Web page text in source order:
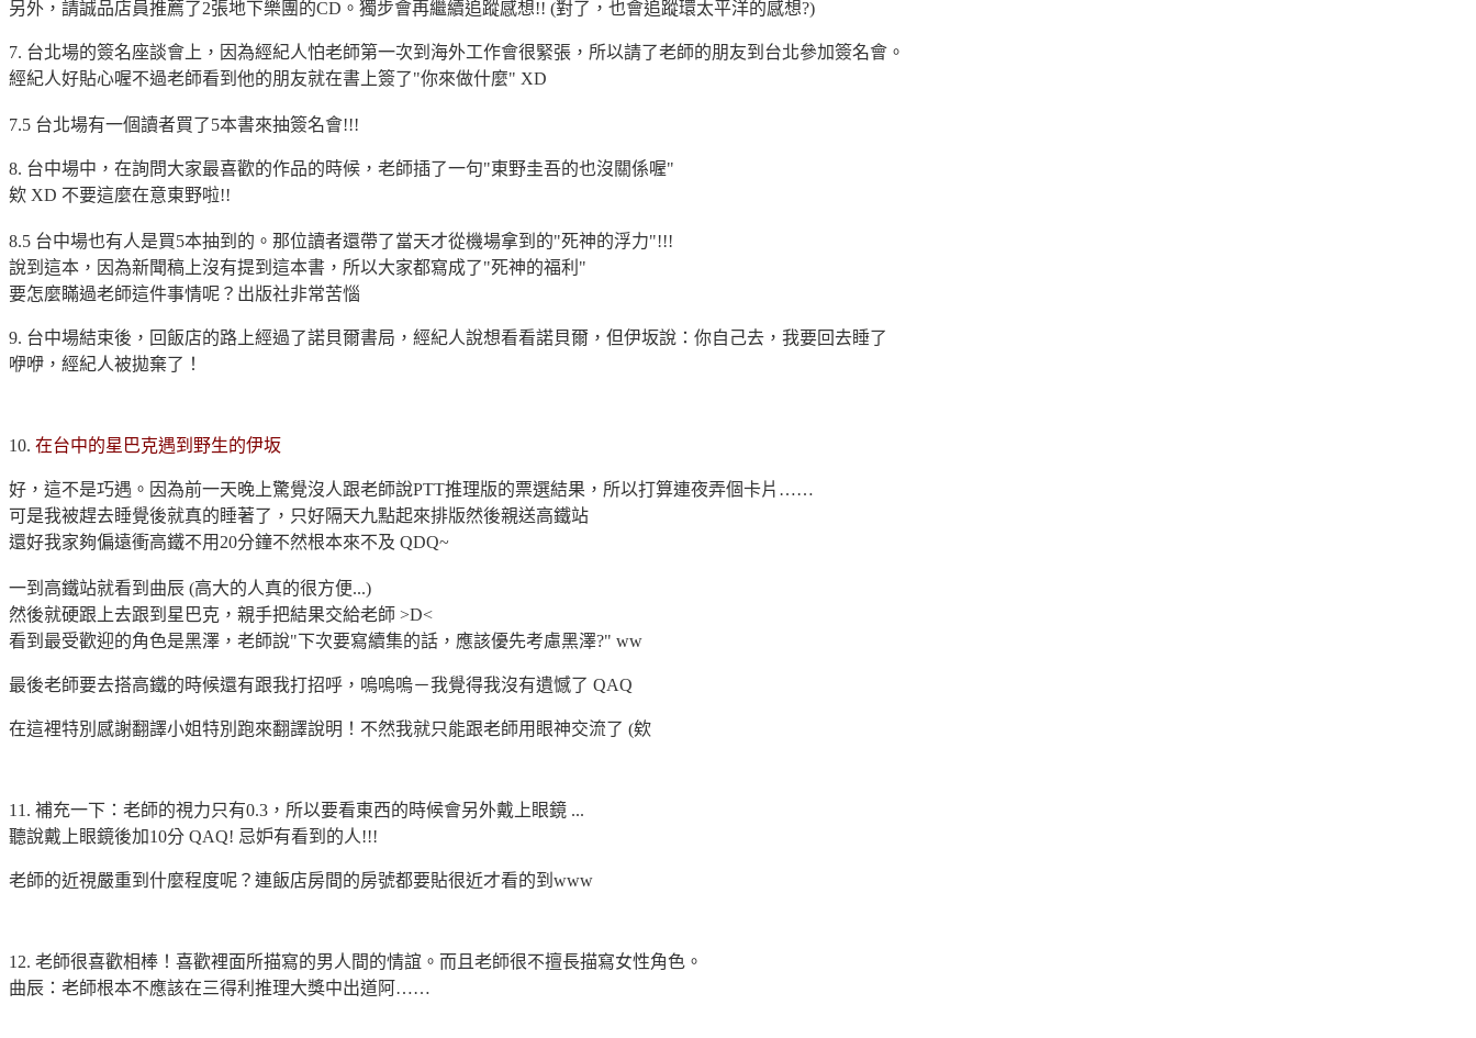
另外，請誠品店員推薦了2張地下樂團的CD。獨步會再繼續追蹤感想!! (對了，也會追蹤環太平洋的感想?)
7. 台北場的簽名座談會上，因為經紀人怕老師第一次到海外工作會很緊張，所以請了老師的朋友到台北參加簽名會。
經紀人好貼心喔不過老師看到他的朋友就在書上簽了"你來做什麼" XD
7.5 台北場有一個讀者買了5本書來抽簽名會!!!
8. 台中場中，在詢問大家最喜歡的作品的時候，老師插了一句"東野圭吾的也沒關係喔"
欸 XD 不要這麼在意東野啦!!
8.5 台中場也有人是買5本抽到的。那位讀者還帶了當天才從機場拿到的"死神的浮力"!!!
說到這本，因為新聞稿上沒有提到這本書，所以大家都寫成了"死神的福利"
要怎麼瞞過老師這件事情呢？出版社非常苦惱
9. 台中場結束後，回飯店的路上經過了諾貝爾書局，經紀人說想看看諾貝爾，但伊坂說：你自己去，我要回去睡了
咿咿，經紀人被拋棄了！
10. 在台中的星巴克遇到野生的伊坂
好，這不是巧遇。因為前一天晚上驚覺沒人跟老師說PTT推理版的票選結果，所以打算連夜弄個卡片……
可是我被趕去睡覺後就真的睡著了，只好隔天九點起來排版然後親送高鐵站
還好我家夠偏遠衝高鐵不用20分鐘不然根本來不及 QDQ~
一到高鐵站就看到曲辰 (高大的人真的很方便...)
然後就硬跟上去跟到星巴克，親手把結果交給老師 >D<
看到最受歡迎的角色是黑澤，老師說"下次要寫續集的話，應該優先考慮黑澤?" ww
最後老師要去搭高鐵的時候還有跟我打招呼，嗚嗚嗚－我覺得我沒有遺憾了 QAQ
在這裡特別感謝翻譯小姐特別跑來翻譯說明！不然我就只能跟老師用眼神交流了 (欸
11. 補充一下：老師的視力只有0.3，所以要看東西的時候會另外戴上眼鏡 ...
聽說戴上眼鏡後加10分 QAQ! 忌妒有看到的人!!!
老師的近視嚴重到什麼程度呢？連飯店房間的房號都要貼很近才看的到www
12. 老師很喜歡相棒！喜歡裡面所描寫的男人間的情誼。而且老師很不擅長描寫女性角色。
曲辰：老師根本不應該在三得利推理大獎中出道阿……